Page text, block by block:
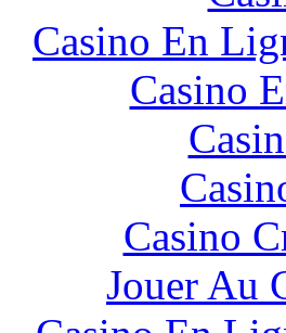
Casino En
Casino
Casino
Jouer Au